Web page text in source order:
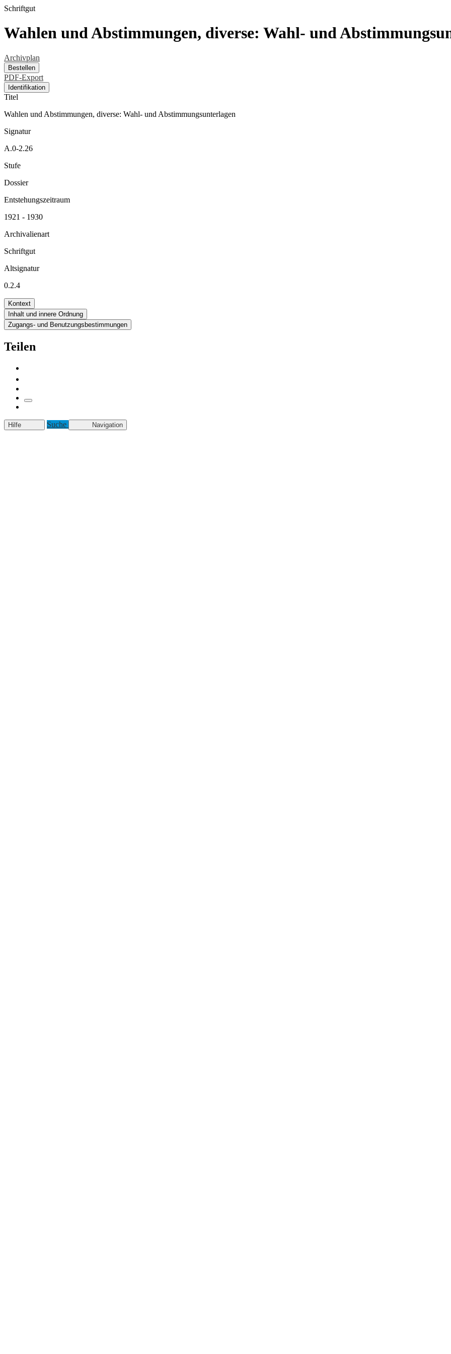
Schriftgut
Wahlen und Abstimmungen, diverse: Wahl- und
Archivplan
Bestellen
PDF-Export
Identifikation
Titel
Wahlen und Abstimmungen, diverse: Wahl- und Abstimmungsunterlagen
Signatur
A.0-2.26
Stufe
Dossier
Entstehungszeitraum
1921 - 1930
Archivalienart
Schriftgut
Altsignatur
0.2.4
Kontext
Inhalt und innere Ordnung
Zugangs- und Benutzungsbestimmungen
Teilen
Hilfe Suche Navigation